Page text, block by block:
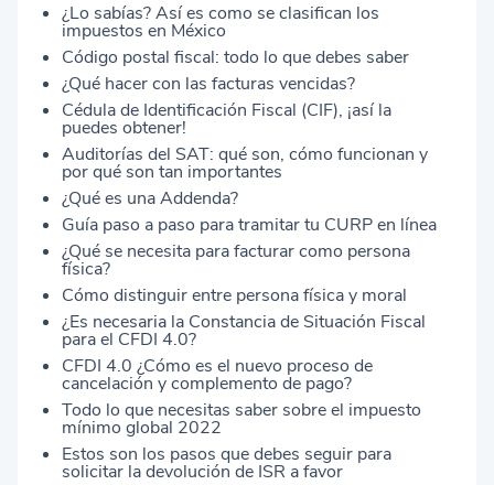
¿Lo sabías? Así es como se clasifican los
impuestos en México
Código postal fiscal: todo lo que debes saber
¿Qué hacer con las facturas vencidas?
Cédula de Identificación Fiscal (CIF), ¡así la
puedes obtener!
Auditorías del SAT: qué son, cómo funcionan y
por qué son tan importantes
¿Qué es una Addenda?
Guía paso a paso para tramitar tu CURP en línea
¿Qué se necesita para facturar como persona
física?
Cómo distinguir entre persona física y moral
¿Es necesaria la Constancia de Situación Fiscal
para el CFDI 4.0?
CFDI 4.0 ¿Cómo es el nuevo proceso de
cancelación y complemento de pago?
Todo lo que necesitas saber sobre el impuesto
mínimo global 2022
Estos son los pasos que debes seguir para
solicitar la devolución de ISR a favor